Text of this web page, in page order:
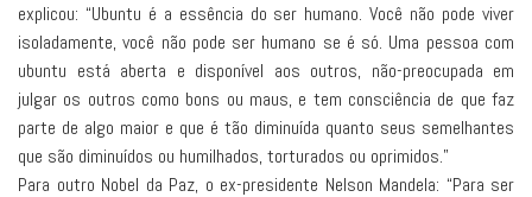
explicou: “Ubuntu é a essência do ser humano. Você não pode viver
isoladamente, você não pode ser humano se é só. Uma pessoa com
ubuntu está aberta e disponível aos outros, não-preocupada em
julgar os outros como bons ou maus, e tem consciência de que faz
parte de algo maior e que é tão diminuída quanto seus semelhantes
que são diminuídos ou humilhados, torturados ou oprimidos.”
Para outro Nobel da Paz, o ex-presidente Nelson Mandela: “Para ser